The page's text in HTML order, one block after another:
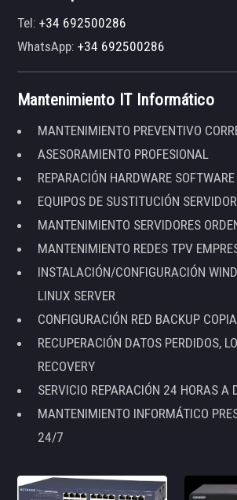
Tel:+34 692500286
WhatsApp:+34 692500286
Mantenimiento IT Informático
MANTENIMIENTO PREVENTIVO
ASESORAMIENTO PROFESIONAL
REPARACIÓN HARDWARE
EQUIPOS DE SUSTITUCIÓN
MANTENIMIENTO SERVIDORES
MANTENIMIENTO REDES TPV
INSTALACIÓN/CONFIGURACIÓN
LINUX SERVER
CONFIGURACIÓN RED BACKUP
RECUPERACIÓN DATOS PERDIDOS,
RECOVERY
SERVICIO REPARACIÓN 24 HORAS A
MANTENIMIENTO INFORMÁTICO
24/7